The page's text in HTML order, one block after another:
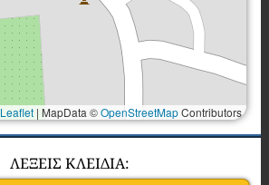
Leaflet | MapData ©OpenStreetMapContributors
ΛΕΞΕΙΣ ΚΛΕΙΔΙΑ: